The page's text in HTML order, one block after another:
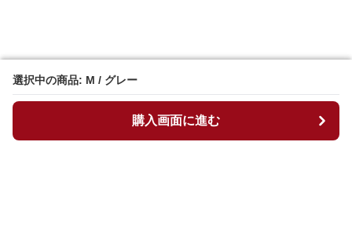
選択中の商品: M / グレー
購入画面に進む
選択中の商品: M / グレー
購入画面に進む